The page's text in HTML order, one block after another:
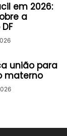
em 2026:
a
união para
materno